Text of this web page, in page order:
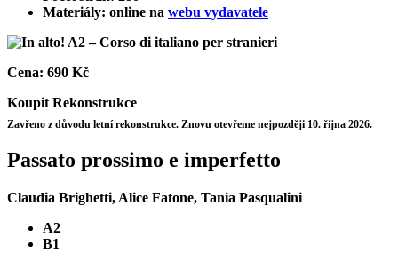
Materiály: online na webu vydavatele
Cena: 690 Kč
Koupit Rekonstrukce
Zavřeno z důvodu letní rekonstrukce. Znovu otevřeme nejpozději 10. října 2026.
Passato prossimo e imperfetto
Claudia Brighetti, Alice Fatone, Tania Pasqualini
A2
B1